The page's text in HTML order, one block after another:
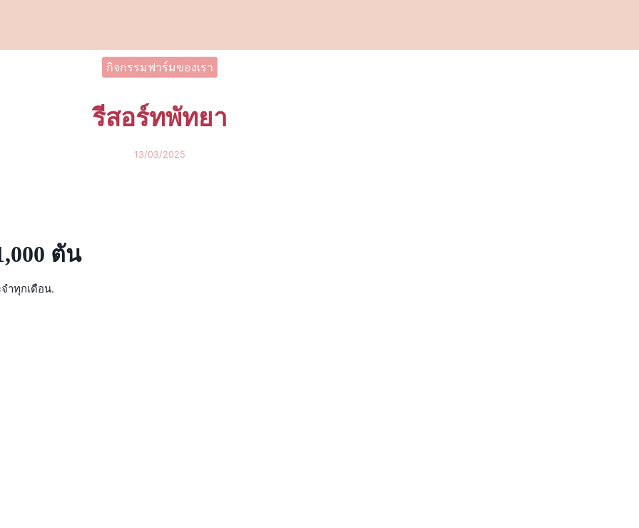
กิจกรรมฟาร์มของเรา
รีสอร์ทพัทยา
13/03/2025
ตัน
ำทุกเดือน.